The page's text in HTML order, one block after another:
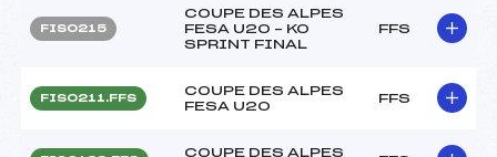
FIS0215
COUPE DES ALPES
FESA U20 – KO
SPRINT FINAL
FFS
FIS0211.FFS
COUPE DES ALPES
FESA U20
FFS
COUPE DES ALPES